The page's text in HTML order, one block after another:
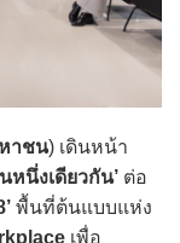
าชน) เดินหน้า
นหนึ่งเดียวกัน’ ต่อ
พื้นที่ต้นแบบแห่ง
เพื่อ